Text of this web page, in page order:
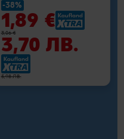
-38%
1,89 €
3,06 €
3,70 ЛВ.
5,98 ЛВ.